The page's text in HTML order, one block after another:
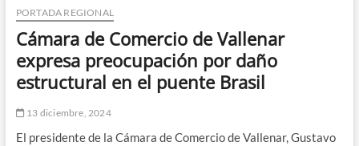
PORTADA REGIONAL
Cámara de Comercio de Vallenar
expresa preocupación por daño
estructural en el puente Brasil
13 diciembre, 2024
El presidente de la Cámara de Comercio de Vallenar, Gustavo